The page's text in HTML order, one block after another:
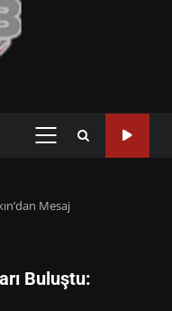
PRIMARY
Mesaj
Buluştu: